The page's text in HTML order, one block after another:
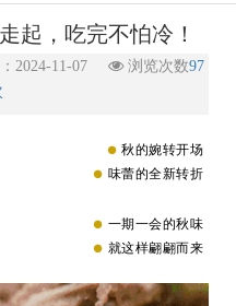
起，吃完不怕冷！
2024-11-07 浏览次数97
● 秋的婉转开场
● 味蕾的全新转折
● 一期一会的秋味
● 就这样翩翩而来